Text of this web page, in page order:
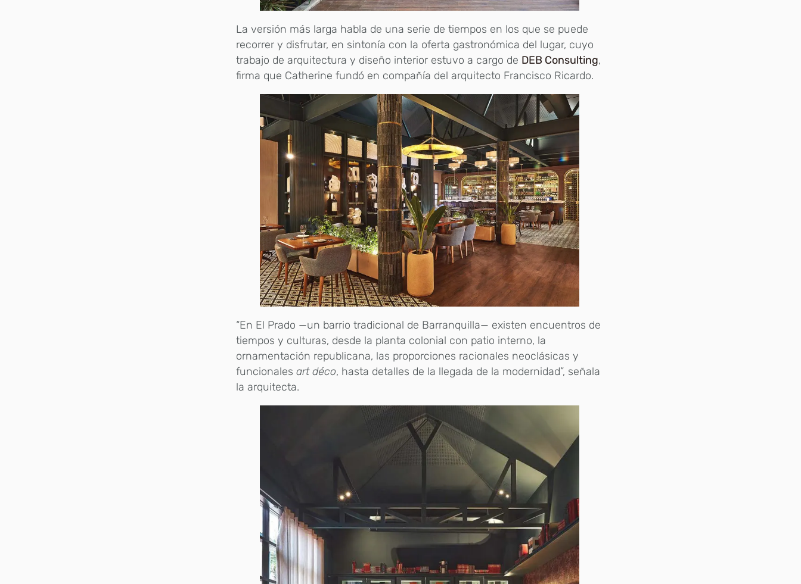
La versión más larga habla de una serie de tiempos en los que se puede
recorrer y disfrutar, en sintonía con la oferta gastronómica del lugar, cuyo
trabajo de arquitectura y diseño interior estuvo a cargo de DEB Consulting,
firma que Catherine fundó en compañía del arquitecto Francisco Ricardo.
“En El Prado —un barrio tradicional de Barranquilla— existen encuentros de
tiempos y culturas, desde la planta colonial con patio interno, la
ornamentación republicana, las proporciones racionales neoclásicas y
funcionalesart déco, hasta detalles de la llegada de la modernidad”, señala
la arquitecta.